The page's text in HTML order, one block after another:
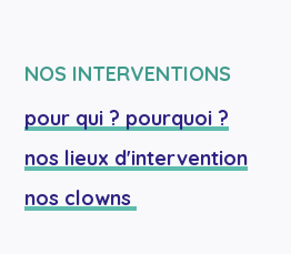
NOS INTERVENTIONS
pour qui ? pourquoi ?
nos lieux d'intervention
nos clowns